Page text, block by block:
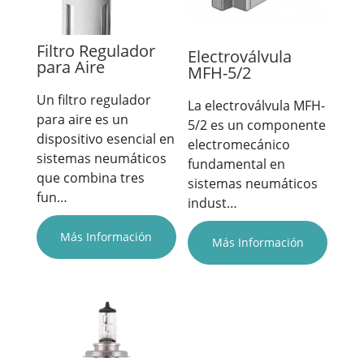
Filtro Regulador
para Aire
Un filtro regulador
para aire es un
dispositivo esencial en
sistemas neumáticos
que combina tres
fun…
Más Información
Electroválvula
MFH-5/2
La electroválvula MFH-
5/2 es un componente
electromecánico
fundamental en
sistemas neumáticos
indust…
Más Información